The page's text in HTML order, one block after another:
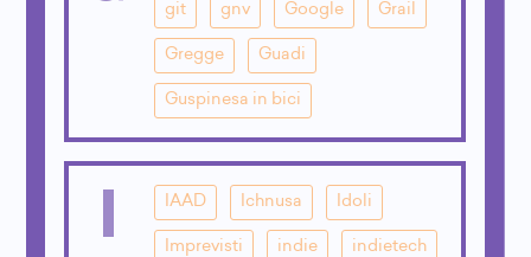
git gnv Google Grail
Gregge Guadi
Guspinesa in bici
I IAAD Ichnusa Idoli
Imprevisti indie indietech